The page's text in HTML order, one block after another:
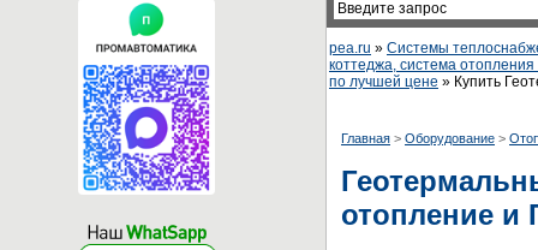
pea.ru » Системы
коттеджа, система
по лучшей цене » Купить
Главная > Оборудование >
отопление и